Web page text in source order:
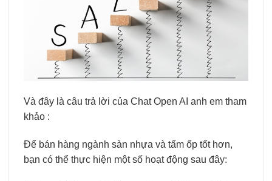
Và đây là câu trả lời của Chat Open AI anh em tham
khảo :
Để bán hàng ngành sàn nhựa và tấm ốp tốt hơn,
bạn có thể thực hiện một số hoạt động sau đây: